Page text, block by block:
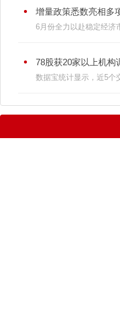
增量政策悉数亮相多
6月份全力以赴稳定经济
78股获20家以上机构
数据宝统计显示，近5个